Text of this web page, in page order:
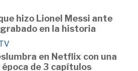
hizo Lionel Messi ante
en la historia
en Netflix con una
de 3 capítulos